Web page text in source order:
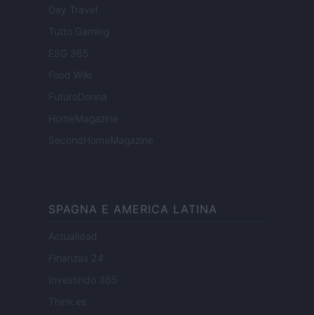
Day Travel
Tutto Gaming
ESG 365
Food Wiki
FuturoDonna
HomeMagazine
SecondHomeMagazine
SPAGNA E AMERICA LATINA
Actualidad
Finanzas 24
Investindo 365
Think.es